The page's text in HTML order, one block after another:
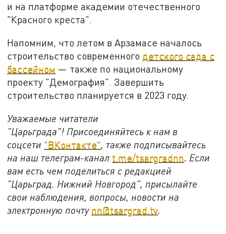
и на платформе академии отечественного
"Красного креста".
Напомним, что летом в Арзамасе началось
строительство современного детского сада с
бассейном — также по национальному
проекту "Демография". Завершить
строительство планируется в 2023 году.
Уважаемые читатели
"Царьграда"! Присоединяйтесь к нам в
соцсети "ВКонтакте", также подписывайтесь
на наш телеграм-канал t.me/tsargradnn. Если
вам есть чем поделиться с редакцией
"Царьград. Нижний Новгород", присылайте
свои наблюдения, вопросы, новости на
электронную почту nn@tsargrad.tv.